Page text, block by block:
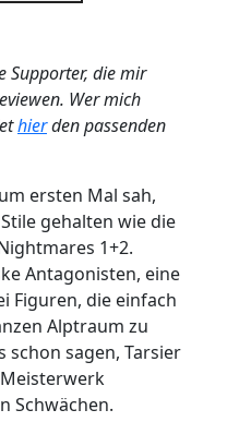
Supporter, die mir
Wer mich
hierden passenden
ersten Mal sah,
gehalten wie die
1+2.
Antagonisten, eine
Figuren, die einfach
Alptraum zu
schon sagen, Tarsier
Schwächen.